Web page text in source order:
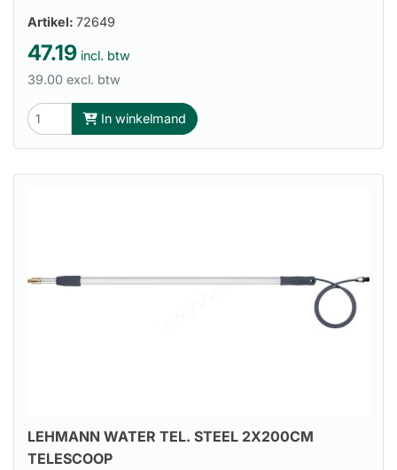
Artikel: 72649
47.19 incl. btw
39.00 excl. btw
In winkelmand
LEHMANN WATER TEL. STEEL 2X200CM
TELESCOOP